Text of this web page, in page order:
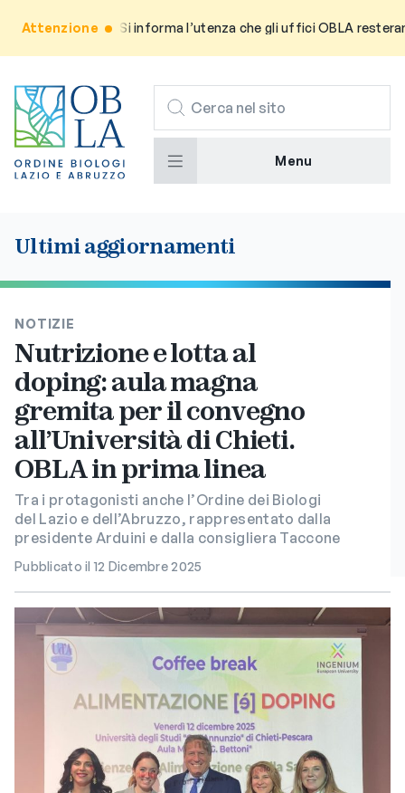
Attenzione
Avviso: Si informa l’utenza che gli uffici OBLA resteranno
CERCA
Menu
Ultimi aggiornamenti
NOTIZIE
Nutrizione e lotta al
doping: aula magna
gremita per il convegno
all’Università di Chieti.
OBLA in prima linea
Tra i protagonisti anche l’Ordine dei Biologi
del Lazio e dell’Abruzzo, rappresentato dalla
presidente Arduini e dalla consigliera Taccone
Pubblicato il 12 Dicembre 2025